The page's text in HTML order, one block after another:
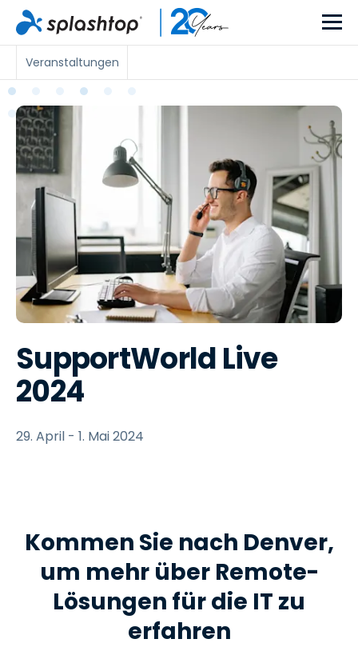
Veranstaltungen
SupportWorld Live
2024
29. April - 1. Mai 2024
Kommen Sie nach Denver,
um mehr über Remote-
Lösungen für die IT zu
erfahren